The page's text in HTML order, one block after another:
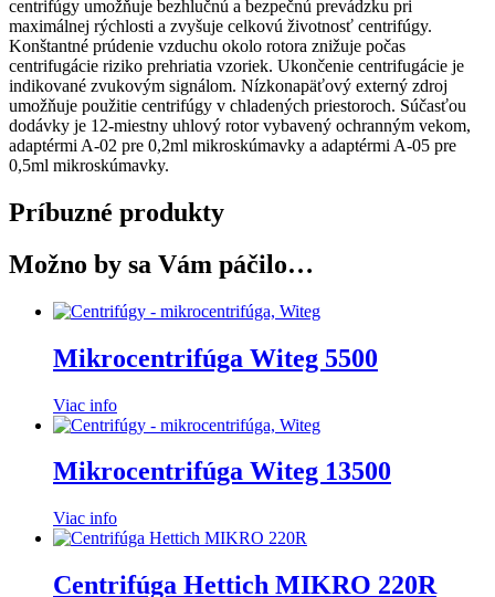
centrifúgy umožňuje bezhlučnú a bezpečnú prevádzku pri
maximálnej rýchlosti a zvyšuje celkovú životnosť centrifúgy.
Konštantné prúdenie vzduchu okolo rotora znižuje počas
centrifugácie riziko prehriatia vzoriek. Ukončenie centrifugácie je
indikované zvukovým signálom. Nízkonapäťový externý zdroj
umožňuje použitie centrifúgy v chladených priestoroch. Súčasťou
dodávky je 12-miestny uhlový rotor vybavený ochranným vekom,
adaptérmi A-02 pre 0,2ml mikroskúmavky a adaptérmi A-05 pre
0,5ml mikroskúmavky.
Príbuzné produkty
Možno by sa Vám páčilo…
Mikrocentrifúga Witeg 5500
Viac info
Mikrocentrifúga Witeg 13500
Viac info
Centrifúga Hettich MIKRO 220R